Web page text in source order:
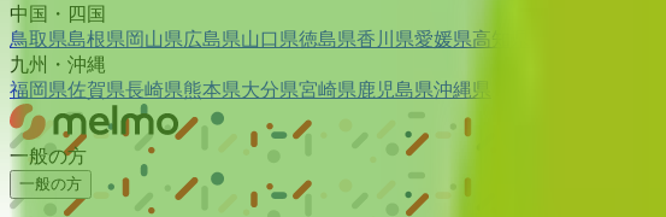
中国・四国
鳥取県島根県岡山県広島県山口県徳島県香川県愛媛県高知県
九州・沖縄
福岡県佐賀県長崎県熊本県大分県宮崎県鹿児島県沖縄県
一般の方
一般の方